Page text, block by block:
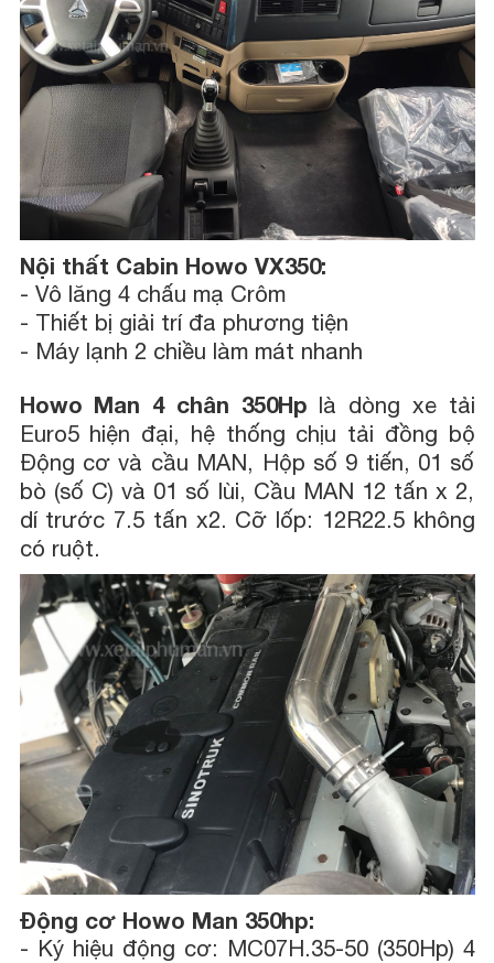
Nội thất Cabin Howo VX350:
- Vô lăng 4 chấu mạ Crôm
- Thiết bị giải trí đa phương tiện
- Máy lạnh 2 chiều làm mát nhanh
Howo Man 4 chân 350Hp là dòng xe tải
Euro5 hiện đại, hệ thống chịu tải đồng bộ
Động cơ và cầu MAN, Hộp số 9 tiến, 01 số
bò (số C) và 01 số lùi, Cầu MAN 12 tấn x 2,
dí trước 7.5 tấn x2. Cỡ lốp: 12R22.5 không
có ruột.
Động cơ Howo Man 350hp:
- Ký hiệu động cơ: MC07H.35-50 (350Hp) 4